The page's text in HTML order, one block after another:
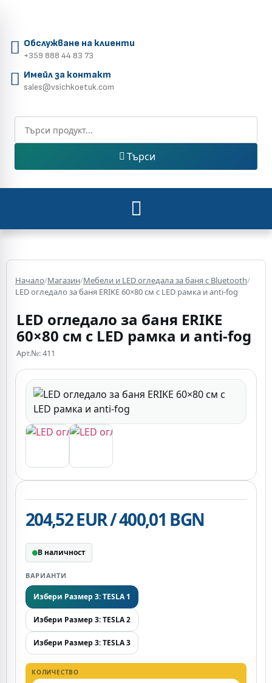
Обслужване на клиенти
+359 888 44 83 73
Имейл за контакт
sales@vsichkoetuk.com
Търси
Начало/Магазин/Мебели и LED огледала за баня с Bluetooth/
LED огледало за баня ERIKE 60×80 см с LED рамка и anti-fog
LED огледало за баня ERIKE
60×80 см с LED рамка и anti-fog
Арт.№: 411
204,52 EUR / 400,01 BGN
В наличност
ВАРИАНТИ
Избери Размер 3: TESLA 1
Избери Размер 3: TESLA 2
Избери Размер 3: TESLA 3
КОЛИЧЕСТВО